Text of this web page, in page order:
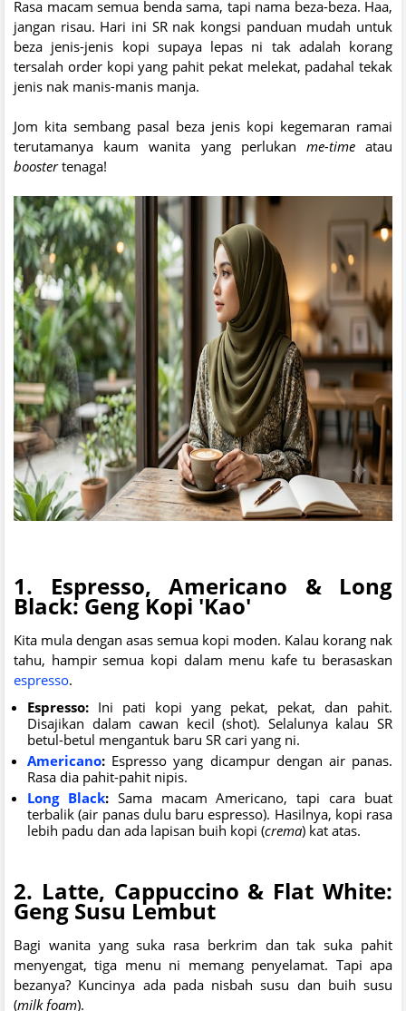
Rasa macam semua benda sama, tapi nama beza-beza. Haa,
jangan risau. Hari ini SR nak kongsi panduan mudah untuk
beza jenis-jenis kopi supaya lepas ni tak adalah korang
tersalah order kopi yang pahit pekat melekat, padahal tekak
jenis nak manis-manis manja.
Jom kita sembang pasal beza jenis kopi kegemaran ramai
terutamanya kaum wanita yang perlukan me-timeatau
boostertenaga!
1. Espresso, Americano & Long
Black: Geng Kopi 'Kao'
Kita mula dengan asas semua kopi moden. Kalau korang nak
tahu, hampir semua kopi dalam menu kafe tu berasaskan
espresso.
Espresso: Ini pati kopi yang pekat, pekat, dan pahit.
Disajikan dalam cawan kecil (shot). Selalunya kalau SR
betul-betul mengantuk baru SR cari yang ni.
Americano: Espresso yang dicampur dengan air panas.
Rasa dia pahit-pahit nipis.
Long Black:Sama macam Americano, tapi cara buat
terbalik (air panas dulu baru espresso). Hasilnya, kopi rasa
lebih padu dan ada lapisan buih kopi (crema) kat atas.
2. Latte, Cappuccino & Flat White:
Geng Susu Lembut
Bagi wanita yang suka rasa berkrim dan tak suka pahit
menyengat, tiga menu ni memang penyelamat. Tapi apa
bezanya? Kuncinya ada pada nisbah susu dan buih susu
(milk foam).